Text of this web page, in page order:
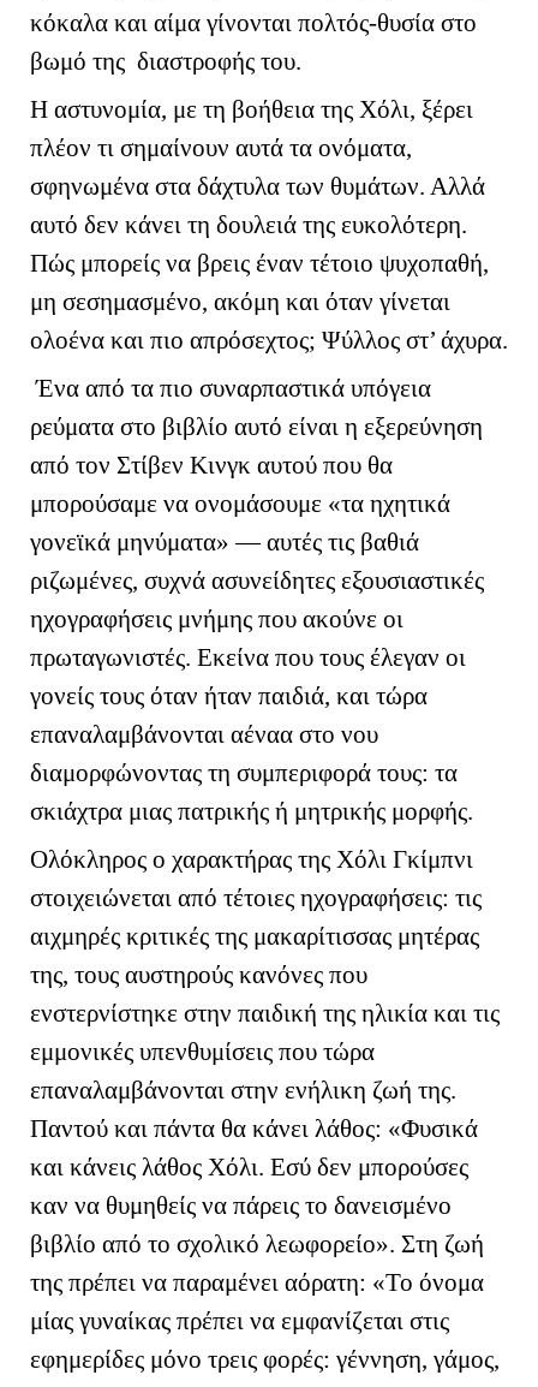
κόκαλα και αίμα γίνονται πολτός-θυσία στο
βωμό της διαστροφής του.
Η αστυνομία, με τη βοήθεια της Χόλι, ξέρει
πλέον τι σημαίνουν αυτά τα ονόματα,
σφηνωμένα στα δάχτυλα των θυμάτων. Αλλά
αυτό δεν κάνει τη δουλειά της ευκολότερη.
Πώς μπορείς να βρεις έναν τέτοιο ψυχοπαθή,
μη σεσημασμένο, ακόμη και όταν γίνεται
ολοένα και πιο απρόσεχτος; Ψύλλος στ’ άχυρα.
Ένα από τα πιο συναρπαστικά υπόγεια
ρεύματα στο βιβλίο αυτό είναι η εξερεύνηση
από τον Στίβεν Κινγκ αυτού που θα
μπορούσαμε να ονομάσουμε «τα ηχητικά
γονεϊκά μηνύματα» — αυτές τις βαθιά
ριζωμένες, συχνά ασυνείδητες εξουσιαστικές
ηχογραφήσεις μνήμης που ακούνε οι
πρωταγωνιστές. Εκείνα που τους έλεγαν οι
γονείς τους όταν ήταν παιδιά, και τώρα
επαναλαμβάνονται αέναα στο νου
διαμορφώνοντας τη συμπεριφορά τους: τα
σκιάχτρα μιας πατρικής ή μητρικής μορφής.
Ολόκληρος ο χαρακτήρας της Χόλι Γκίμπνι
στοιχειώνεται από τέτοιες ηχογραφήσεις: τις
αιχμηρές κριτικές της μακαρίτισσας μητέρας
της, τους αυστηρούς κανόνες που
ενστερνίστηκε στην παιδική της ηλικία και τις
εμμονικές υπενθυμίσεις που τώρα
επαναλαμβάνονται στην ενήλικη ζωή της.
Παντού και πάντα θα κάνει λάθος: «Φυσικά
και κάνεις λάθος Χόλι. Εσύ δεν μπορούσες
καν να θυμηθείς να πάρεις το δανεισμένο
βιβλίο από το σχολικό λεωφορείο». Στη ζωή
της πρέπει να παραμένει αόρατη: «Το όνομα
μίας γυναίκας πρέπει να εμφανίζεται στις
εφημερίδες μόνο τρεις φορές: γέννηση, γάμος,